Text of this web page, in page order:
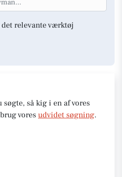
relevante værktøj
så kig i en af vores
vores udvidet søgning.